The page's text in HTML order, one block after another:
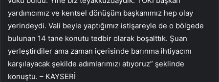
yardımcımız ve kentsel dönüşüm başkanımız hep olay
yerindeydi. Vali beyle yaptığımız istişareyle de o bölgede
bulunan 14 tane konutu tedbir olarak boşalttık. Şuan
yerleştirdiler ama zaman içerisinde barınma ihtiyacını
karşılayacak şekilde adımlarımızı atıyoruz” şeklinde
konuştu. – KAYSERİ